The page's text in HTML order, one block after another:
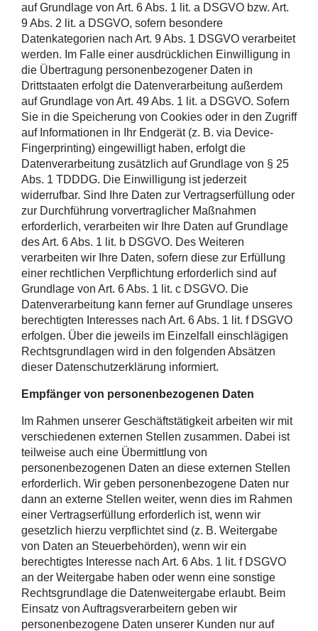
auf Grundlage von Art. 6 Abs. 1 lit. a DSGVO bzw. Art.
9 Abs. 2 lit. a DSGVO, sofern besondere
Datenkategorien nach Art. 9 Abs. 1 DSGVO verarbeitet
werden. Im Falle einer ausdrücklichen Einwilligung in
die Übertragung personenbezogener Daten in
Drittstaaten erfolgt die Datenverarbeitung außerdem
auf Grundlage von Art. 49 Abs. 1 lit. a DSGVO. Sofern
Sie in die Speicherung von Cookies oder in den Zugriff
auf Informationen in Ihr Endgerät (z. B. via Device-
Fingerprinting) eingewilligt haben, erfolgt die
Datenverarbeitung zusätzlich auf Grundlage von § 25
Abs. 1 TDDDG. Die Einwilligung ist jederzeit
widerrufbar. Sind Ihre Daten zur Vertragserfüllung oder
zur Durchführung vorvertraglicher Maßnahmen
erforderlich, verarbeiten wir Ihre Daten auf Grundlage
des Art. 6 Abs. 1 lit. b DSGVO. Des Weiteren
verarbeiten wir Ihre Daten, sofern diese zur Erfüllung
einer rechtlichen Verpflichtung erforderlich sind auf
Grundlage von Art. 6 Abs. 1 lit. c DSGVO. Die
Datenverarbeitung kann ferner auf Grundlage unseres
berechtigten Interesses nach Art. 6 Abs. 1 lit. f DSGVO
erfolgen. Über die jeweils im Einzelfall einschlägigen
Rechtsgrundlagen wird in den folgenden Absätzen
dieser Datenschutzerklärung informiert.
Empfänger von personenbezogenen Daten
Im Rahmen unserer Geschäftstätigkeit arbeiten wir mit
verschiedenen externen Stellen zusammen. Dabei ist
teilweise auch eine Übermittlung von
personenbezogenen Daten an diese externen Stellen
erforderlich. Wir geben personenbezogene Daten nur
dann an externe Stellen weiter, wenn dies im Rahmen
einer Vertragserfüllung erforderlich ist, wenn wir
gesetzlich hierzu verpflichtet sind (z. B. Weitergabe
von Daten an Steuerbehörden), wenn wir ein
berechtigtes Interesse nach Art. 6 Abs. 1 lit. f DSGVO
an der Weitergabe haben oder wenn eine sonstige
Rechtsgrundlage die Datenweitergabe erlaubt. Beim
Einsatz von Auftragsverarbeitern geben wir
personenbezogene Daten unserer Kunden nur auf